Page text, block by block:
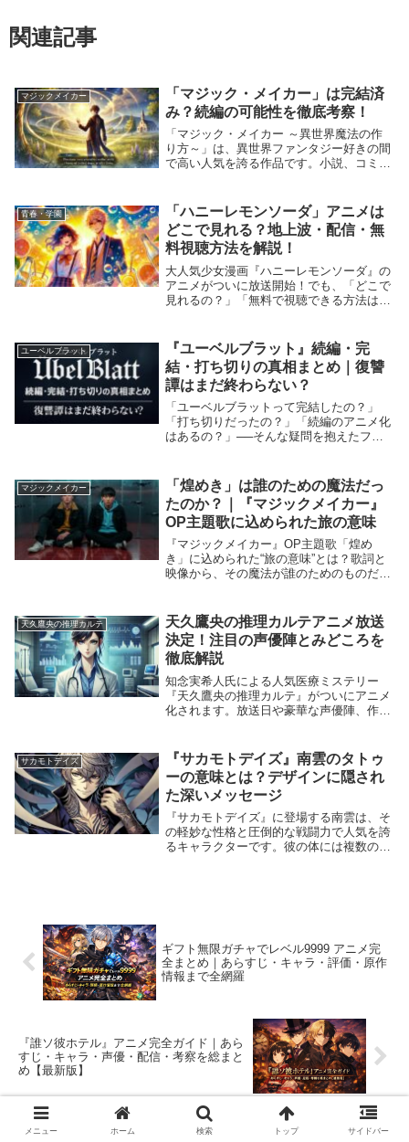
関連記事
マジックメイカー
「マジック・メイカー」は完結済
み？続編の可能性を徹底考察！
「マジック・メイカー ～異世界魔法の作
り方～」は、異世界ファンタジー好きの間
で高い人気を誇る作品です。小説、コミカ
しょうか？また、続編や新たなエピソード
が登場する可...
青春・学園
「ハニーレモンソーダ」アニメは
どこで見れる？地上波・配信・無
料視聴方法を解説！
大人気少女漫画『ハニーレモンソーダ』の
アニメがついに放送開始！でも、「どこで
見れるの？」「無料で視聴できる方法はあ
ンソーダ』のアニメが地上波で放送される
かどうか、配...
ユーベルブラット
『ユーベルブラット』続編・完
結・打ち切りの真相まとめ｜復讐
譚はまだ終わらない？
「ユーベルブラットって完結したの？」
「打ち切りだったの？」「続編のアニメ化
はあるの？」──そんな疑問を抱えたファ
んか？この記事では、原作漫画の完結・打
ち切り説の真相（...
マジックメイカー
「煌めき」は誰のための魔法だっ
たのか？｜『マジックメイカー』
OP主題歌に込められた旅の意味
『マジックメイカー』OP主題歌「煌め
き」に込められた“旅の意味”とは？歌詞と
映像から、その魔法が誰のためのものだっ
天久鷹央の推理カルテ
天久鷹央の推理カルテアニメ放送
決定！注目の声優陣とみどころを
徹底解説
知念実希人氏による人気医療ミステリー
『天久鷹央の推理カルテ』がついにアニメ
化されます。放送日や豪華な声優陣、作品
も満足できるあらすじや魅力的なポイント
を徹底解説！ぜ...
サカモトデイズ
『サカモトデイズ』南雲のタトゥ
ーの意味とは？デザインに隠され
た深いメッセージ
『サカモトデイズ』に登場する南雲は、そ
の軽妙な性格と圧倒的な戦闘力で人気を誇
るキャラクターです。彼の体には複数のタ
ギフト無限ガチャでレベル9999 アニメ完
全まとめ｜あらすじ・キャラ・評価・原作
情報まで全網羅
『誰ソ彼ホテル』アニメ完全ガイド｜あら
すじ・キャラ・声優・配信・考察を総まと
め【最新版】
メニュー ホーム 検索 トップ サイドバー